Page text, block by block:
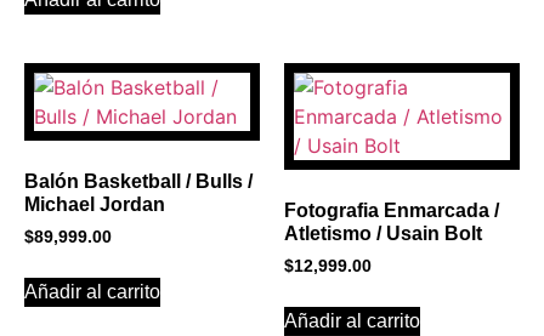
Balón Basketball / Bulls /
Michael Jordan
$89,999.00
Añadir al carrito
Fotografia Enmarcada /
Atletismo / Usain Bolt
$12,999.00
Añadir al carrito